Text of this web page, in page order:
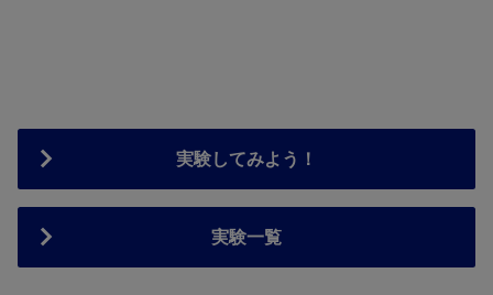
実験してみよう！
実験一覧